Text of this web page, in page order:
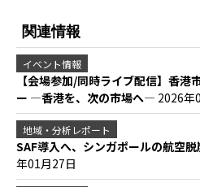
関連情報
イベント情報
【会場参加/同時ライブ配信】香港
ー ―香港を、次の市場へ― 2026年
地域・分析レポート
SAF導入へ、シンガポールの航空
年01月27日